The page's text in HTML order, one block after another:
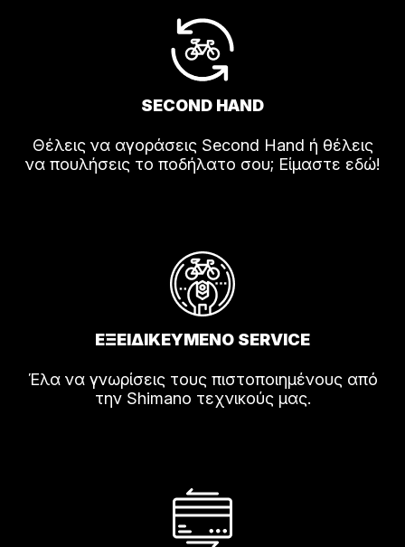
SECOND HAND
Θέλεις να αγοράσεις Second Hand ή θέλεις
να πουλήσεις το ποδήλατο σου; Είμαστε εδώ!
ΕΞΕΙΔΙΚΕΥΜΕΝΟ SERVICE
Έλα να γνωρίσεις τους πιστοποιημένους από
την Shimano τεχνικούς μας.